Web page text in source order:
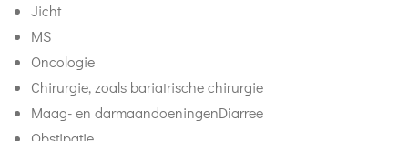
Jicht
MS
Oncologie
Chirurgie, zoals bariatrische chirurgie
Maag- en darmaandoeningenDiarree